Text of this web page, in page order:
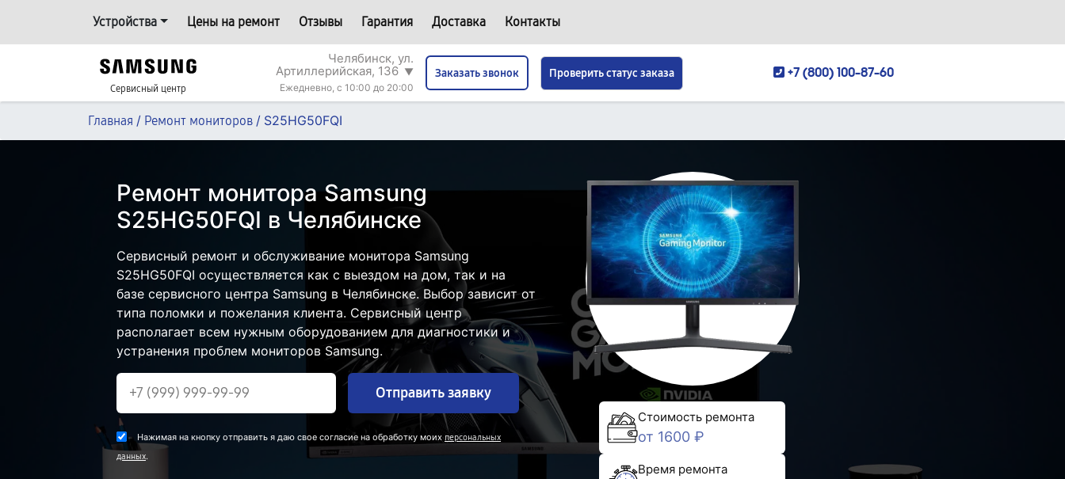
Устройства Цены на ремонт Отзывы Гарантия Доставка Контакты
Сервисный центр
Челябинск, ул.
Артиллерийская, 136 ▼
Ежедневно, с 10:00 до 20:00
Заказать звонок Проверить статус заказа +7 (800) 100-87-60
Главная / Ремонт мониторов / S25HG50FQI
Ремонт монитора Samsung
S25HG50FQI в Челябинске
Сервисный ремонт и обслуживание монитора Samsung
S25HG50FQI осуществляется как с выездом на дом, так и на
базе сервисного центра Samsung в Челябинске. Выбор зависит от
типа поломки и пожелания клиента. Сервисный центр
располагает всем нужным оборудованием для диагностики и
устранения проблем мониторов Samsung.
Отправить заявку
Нажимая на кнопку отправить я даю свое согласие на обработку моихперсональных
данных.
Стоимость ремонта
от 1600 ₽
Время ремонта